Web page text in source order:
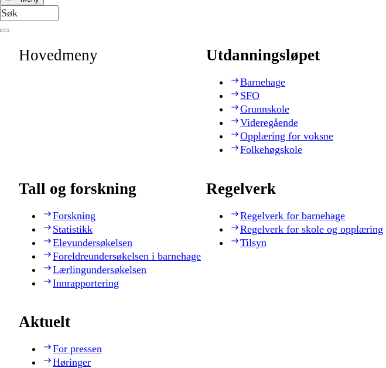
Hovedmeny Utdanningsløpet
Barnehage
SFO
Grunnskole
Videregående
Opplæring for voksne
Folkehøgskole
Tall og forskning
Forskning
Statistikk
Elevundersøkelsen
Foreldreundersøkelsen i barnehage
Lærlingundersøkelsen
Innrapportering
Regelverk
Regelverk for barnehage
Regelverk for skole og opplæring
Tilsyn
Aktuelt
For pressen
Høringer